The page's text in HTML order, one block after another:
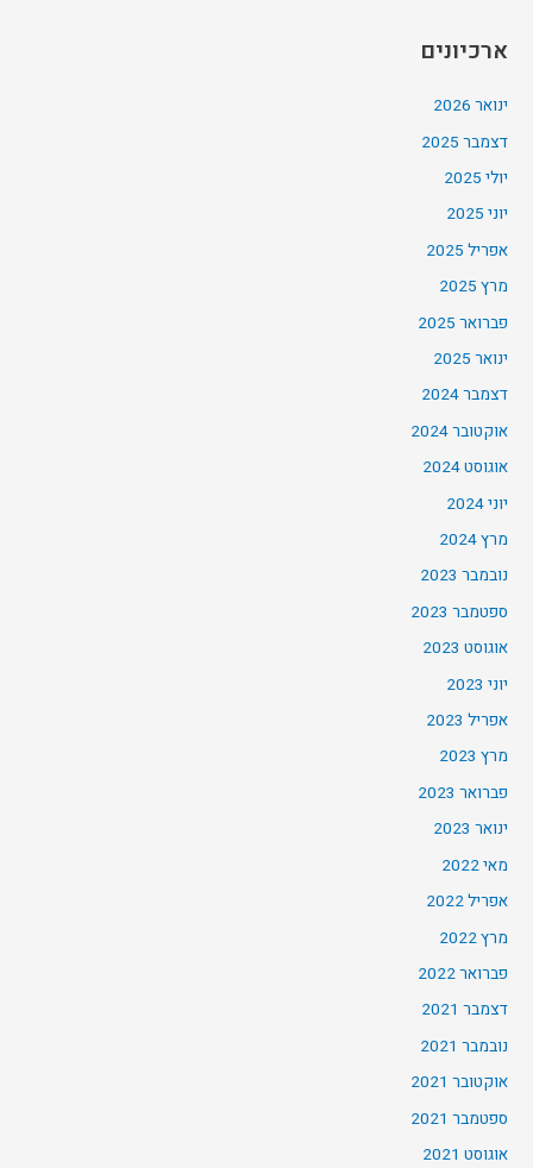
ארכיונים
ינואר 2026
דצמבר 2025
יולי 2025
יוני 2025
אפריל 2025
מרץ 2025
פברואר 2025
ינואר 2025
דצמבר 2024
אוקטובר 2024
אוגוסט 2024
יוני 2024
מרץ 2024
נובמבר 2023
ספטמבר 2023
אוגוסט 2023
יוני 2023
אפריל 2023
מרץ 2023
פברואר 2023
ינואר 2023
מאי 2022
אפריל 2022
מרץ 2022
פברואר 2022
דצמבר 2021
נובמבר 2021
אוקטובר 2021
ספטמבר 2021
אוגוסט 2021